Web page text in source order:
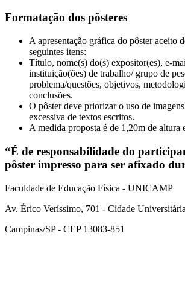
Formatação dos pôsteres
A apresentação gráfica do pôster aceito
seguintes itens:
Título, nome(s) do(s) expositor(es), e-
instituição(ões) de trabalho/ grupo de
problema/questões, objetivos,
conclusões.
O pôster deve priorizar o uso de
excessiva de textos escritos.
A medida proposta é de 1,20m de altura
“É de responsabilidade do
pôster impresso para ser afixado
Faculdade de Educação Física - UNICAMP
Av. Érico Veríssimo, 701 - Cidade
Campinas/SP - CEP 13083-851